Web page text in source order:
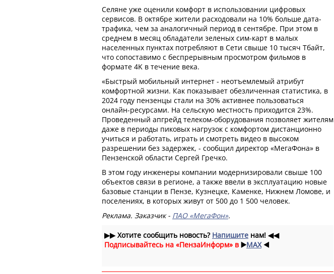
Селяне уже оценили комфорт в использовании цифровых
сервисов. В октябре жители расходовали на 10% больше дата-
трафика, чем за аналогичный период в сентябре. При этом в
среднем в месяц обладатели зеленых сим-карт в малых
населенных пунктах потребляют в Сети свыше 10 тысяч Тбайт,
что сопоставимо с беспрерывным просмотром фильмов в
формате 4K в течение века.
«Быстрый мобильный интернет - неотъемлемый атрибут
комфортной жизни. Как показывает обезличенная статистика, в
2024 году пензенцы стали на 30% активнее пользоваться
онлайн-ресурсами. На сельскую местность приходится 23%.
Проведенный апгрейд телеком-оборудования позволяет жителям
даже в периоды пиковых нагрузок с комфортом дистанционно
учиться и работать, играть и смотреть видео в высоком
разрешении без задержек, - сообщил директор «МегаФона» в
Пензенской области Сергей Гречко.
В этом году инженеры компании модернизировали свыше 100
объектов связи в регионе, а также ввели в эксплуатацию новые
базовые станции в Пензе, Кузнецке, Каменке, Нижнем Ломове, и
поселениях, в которых живут от 500 до 1 500 человек.
Реклама. Заказчик - ПАО «МегаФон».
▶▶Хотите сообщить новость? Напишите нам! ◀◀
Подписывайтесь на «ПензаИнформ» в ▶️MAX ◀️